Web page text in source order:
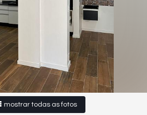
mostrar todas as fotos